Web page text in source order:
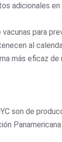
adicionales
para
al
más eficaz
son de